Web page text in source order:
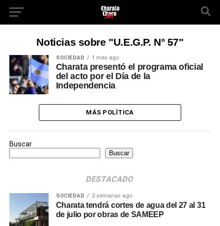
Noticias sobre "U.E.G.P. N° 57"
SOCIEDAD 1 mes ago
Charata presentó el programa oficial
del acto por el Día de la
Independencia
MÁS POLÍTICA
Buscar
Buscar
DESTACADO
SOCIEDAD 2 semanas ago
Charata tendrá cortes de agua del 27 al 31
de julio por obras de SAMEEP